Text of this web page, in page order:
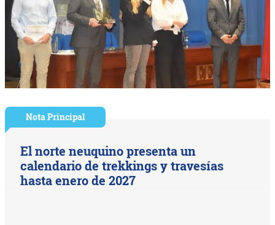
Nota Principal
El norte neuquino presenta un
calendario de trekkings y travesías
hasta enero de 2027